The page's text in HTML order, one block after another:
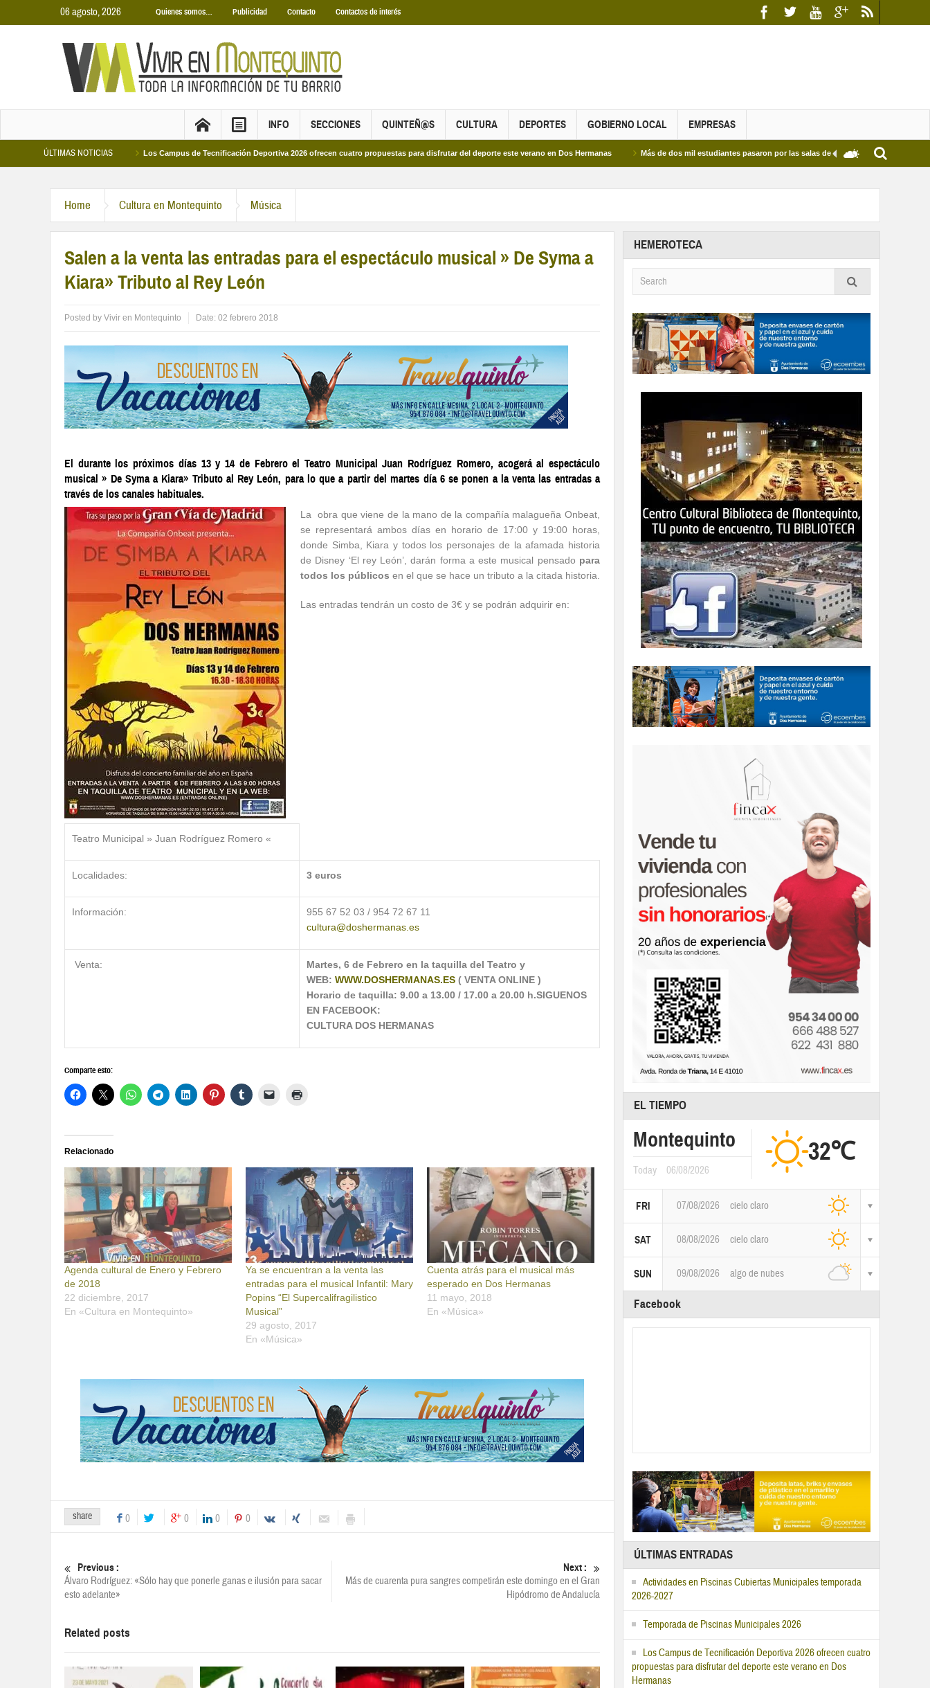
06 agosto, 2026 Quienes somos… Publicidad Contacto Contactos de interés
INFO SECCIONES QUINTEÑ@S CULTURA DEPORTES GOBIERNO LOCAL EMPRESAS
ÚLTIMAS NOTICIAS
Municipales 2026 Los Campus de Tecnificación Deportiva 2026 ofrecen cuatro propuestas para disfrutar del deporte este verano en Dos Hermanas Más de dos mil estudiantes pasaron por las salas de estudio de las Bibliotecas
Home Cultura en Montequinto Música
Salen a la venta las entradas para el espectáculo musical » De Syma a
Kiara» Tributo al Rey León
Posted by Vivir en Montequinto Date: 02 febrero 2018
El durante los próximos días 13 y 14 de Febrero el Teatro Municipal Juan Rodríguez Romero, acogerá al espectáculo
musical » De Syma a Kiara» Tributo al Rey León, para lo que a partir del martes día 6 se ponen a la venta las entradas a
través de los canales habituales.
La obra que viene de la mano de la compañía malagueña Onbeat,
se representará ambos días en horario de 17:00 y 19:00 horas,
donde Simba, Kiara y todos los personajes de la afamada historia
de Disney ‘El rey León’, darán forma a este musical pensado para
todos los públicos en el que se hace un tributo a la citada historia.
Las entradas tendrán un costo de 3€ y se podrán adquirir en:
Teatro Municipal » Juan Rodríguez Romero «
Localidades: 3 euros
Información:
955 67 52 03 / 954 72 67 11
cultura@doshermanas.es
Venta:
Martes, 6 de Febrero en la taquilla del Teatro y
WEB: WWW.DOSHERMANAS.ES ( VENTA ONLINE )
Horario de taquilla: 9.00 a 13.00 / 17.00 a 20.00 h.SIGUENOS
EN FACEBOOK:
CULTURA DOS HERMANAS
Comparte esto:
Relacionado
Agenda cultural de Enero y Febrero
de 2018
22 diciembre, 2017
En «Cultura en Montequinto»
Ya se encuentran a la venta las
entradas para el musical Infantil: Mary
Popins “El Supercalifragilistico
Musical”
29 agosto, 2017
En «Música»
Cuenta atrás para el musical más
esperado en Dos Hermanas
11 mayo, 2018
En «Música»
share 0 0 0 0
Previous :
Álvaro Rodríguez: «Sólo hay que ponerle ganas e ilusión para sacar
esto adelante»
Next :
Más de cuarenta pura sangres competirán este domingo en el Gran
Hipódromo de Andalucía
Related posts
HEMEROTECA
EL TIEMPO
Montequinto
Today 06/08/2026
32℃
FRI 07/08/2026 cielo claro
SAT 08/08/2026 cielo claro
SUN 09/08/2026 algo de nubes
Facebook
ÚLTIMAS ENTRADAS
Actividades en Piscinas Cubiertas Municipales temporada
2026-2027
Temporada de Piscinas Municipales 2026
Los Campus de Tecnificación Deportiva 2026 ofrecen cuatro
propuestas para disfrutar del deporte este verano en Dos
Hermanas